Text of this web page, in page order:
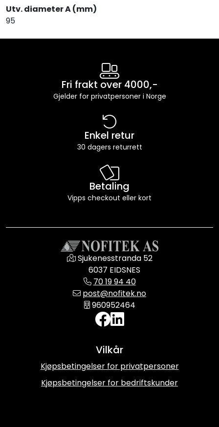
Utv. diameter A (mm)
95
Fri frakt over 4000,-
Gjelder for privatpersoner i Norge
Enkel retur
30 dagers returrett
Betaling
Vipps checkout eller kort
Sjukenesstranda 52
6037 EIDSNES
70 19 94 40
post@nofitek.no
960952464
Vilkår
Kjøpsbetingelser for privatpersoner
Kjøpsbetingelser for bedriftskunder